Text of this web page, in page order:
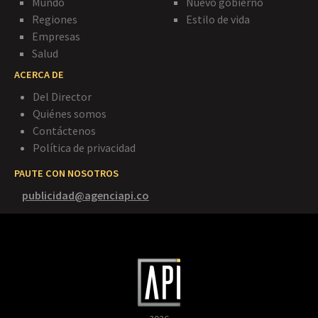
Regiones
Empresas
Salud
Estilo de vida
ACERCA DE
Del Director
Quiénes somos
Contáctenos
Política de privacidad
PAUTE CON NOSOTROS
publicidad@agenciapi.co